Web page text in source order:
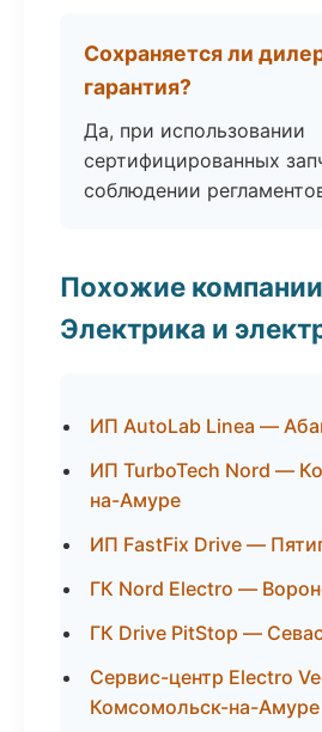
Сохраняется ли
гарантия?
Да, при использовании
сертифицированных
соблюдении
Похожие
Электрика и
ИП AutoLab Linea —
ИП TurboTech Nord —
на-Амуре
ИП FastFix Drive —
ГК Nord Electro —
ГК Drive PitStop —
Сервис-центр Electro
Комсомольск-на-Амуре